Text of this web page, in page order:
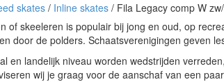
skates / Inline skates / Fila Legacy comp W
of skeeleren is populair bij jong en oud, op
door de polders. Schaatsverenigingen geven
en landelijk niveau worden wedstrijden
wij je graag voor de aanschaf van een